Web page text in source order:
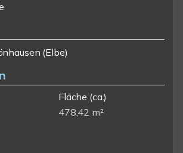
(Elbe)
Fläche (ca.)
478,42 m²